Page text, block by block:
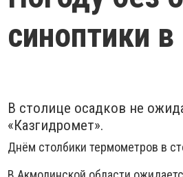
синоптики
В столице осадков не
«Казгидромет».
Днём столбики термометров в